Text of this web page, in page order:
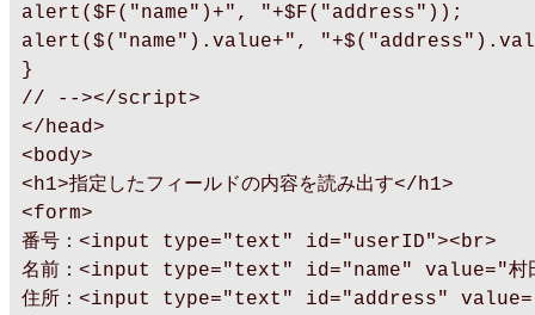
alert($F("name")+", "+$F("address"));
alert($("name").value+",
}
// --></script>
</head>
<body>
<h1>指定したフィールドの内容を読み出す</h1>
<form>
番号：<input type="text" id="userID"><br>
名前：<input type="text" id="name" value="村
住所：<input type="text" id="address" value="